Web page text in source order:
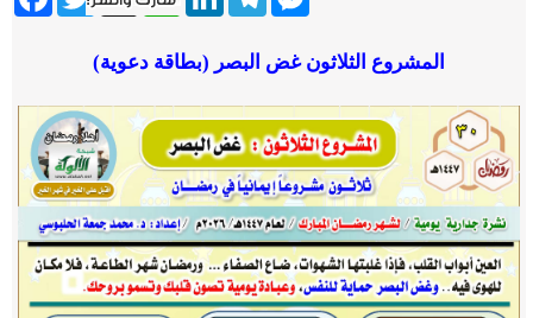
المشروع الثلاثون غض البصر (بطاقة دعوية)